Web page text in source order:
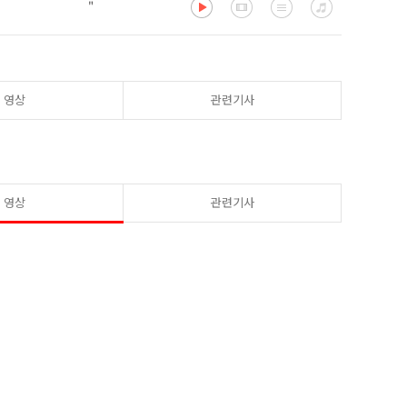
"
영상 관련기사
영상 관련기사